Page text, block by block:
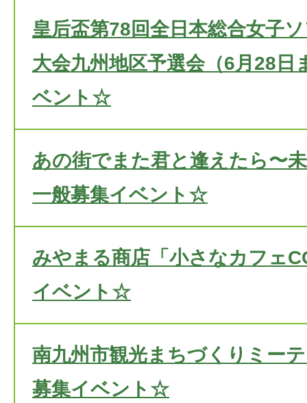
皇后盃第78回全日本総合女子
大会九州地区予選会（6月28
ベント☆
あの街でまた君と逢えたら〜
一般募集イベント☆
みやまる商店「小さなカフェ
イベント☆
南九州市観光まちづくりミー
募集イベント☆